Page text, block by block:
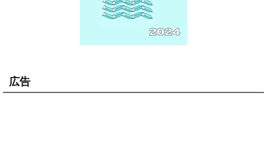
広告